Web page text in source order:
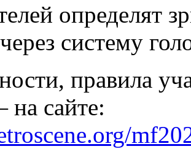
определят
систему
правила
сайте: